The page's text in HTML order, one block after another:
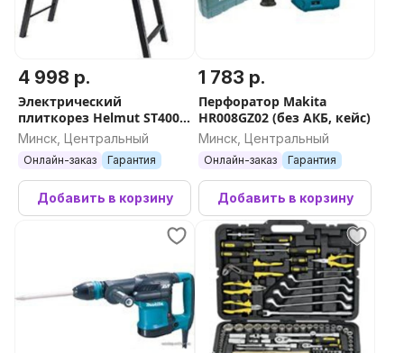
4 998 р.
Электрический
плиткорез Helmut ST400-
900N
Минск, Центральный
Онлайн-заказ Гарантия
Добавить в корзину
1 783 р.
Перфоратор Makita
HR008GZ02 (без АКБ, кейс)
Минск, Центральный
Онлайн-заказ Гарантия
Добавить в корзину